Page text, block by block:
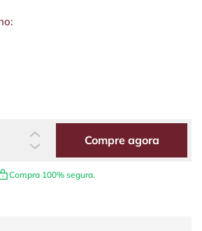
Compre agora
Compra 100% segura.